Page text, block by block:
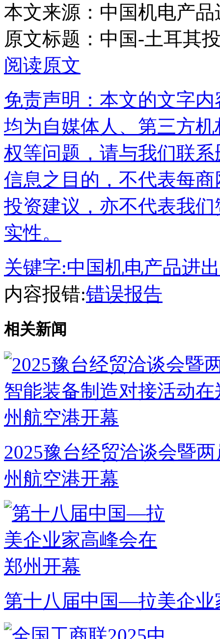
本文来源：中国机电产
原文标题： 中国-土耳其
阅读原文
免责声明：本文的文字
均为自媒体人、第三方
权等问题，请与我们联
信息之目的，不代表每
投资建议，亦不代表我
实性。
关键字:中国机电产品进
内容报错:错误报告
相关新闻
2025豫台经贸洽谈会暨
州航空港开幕
第十八届中国—拉美企业